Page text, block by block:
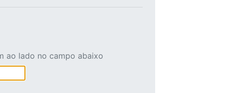
ao lado no campo abaixo